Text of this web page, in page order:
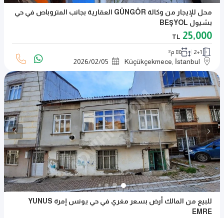
محل للإيجار من وكالة GÜNGÖR العقارية بجانب المتروباص في حي
بشيول BEŞYOL
25,000
TL
2+1 80 م²
Küçükçekmece, İstanbul
2026/02/05
للبيع من المالك أرض بسعر مغري في حي يونس إمرة YUNUS
EMRE